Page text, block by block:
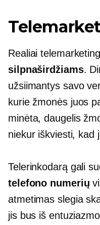
Realiai
silpnaširdžiams.
užsiimantys savo
kurie žmonės juos
minėta, daugelis
niekur iškviesti, kad
Telerinkodarą gali
telefono numerių
atmetimas slegia
jis bus iš